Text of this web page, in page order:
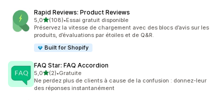
Rapid Reviews: Product Reviews
5,0étoile(s) sur 5
(108)
108 avis au total
•Essai gratuit disponible
Préservez la vitesse de chargement avec des blocs d’avis sur les
produits, d’évaluations par étoiles et de Q&R.
Built for Shopify
FAQ Star: FAQ Accordion
5,0étoile(s) sur 5
(2)
2 avis au total
•Gratuite
Ne perdez plus de clients à cause de la confusion : donnez-leur
des réponses instantanément